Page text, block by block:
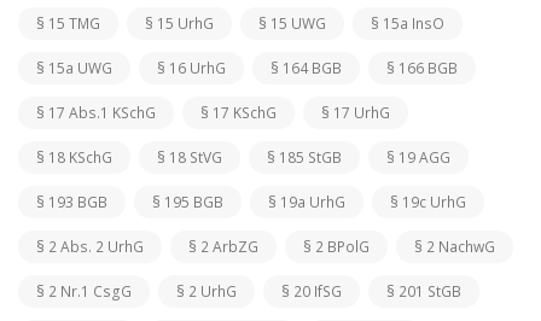
§ 15 TMG § 15 UrhG § 15 UWG § 15a InsO
§ 15a UWG § 16 UrhG § 164 BGB § 166 BGB
§ 17 Abs.1 KSchG § 17 KSchG § 17 UrhG
§ 18 KSchG § 18 StVG § 185 StGB § 19 AGG
§ 193 BGB § 195 BGB § 19a UrhG § 19c UrhG
§ 2 Abs. 2 UrhG § 2 ArbZG § 2 BPolG § 2 NachwG
§ 2 Nr.1 CsgG § 2 UrhG § 20 IfSG § 201 StGB